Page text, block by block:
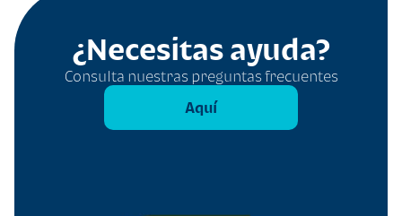
¿Necesitas ayuda?
Consulta nuestras preguntas frecuentes
Aquí